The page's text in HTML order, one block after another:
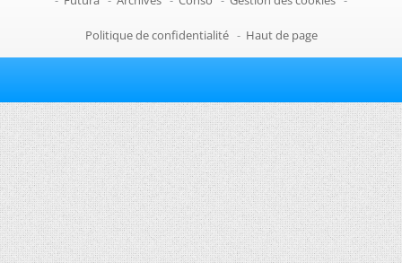
Politique de confidentialité - Haut de page